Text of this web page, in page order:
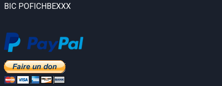
BIC POFICHBEXXX